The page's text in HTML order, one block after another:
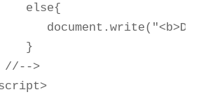
else{
document.write("<b>Does
}
//-->